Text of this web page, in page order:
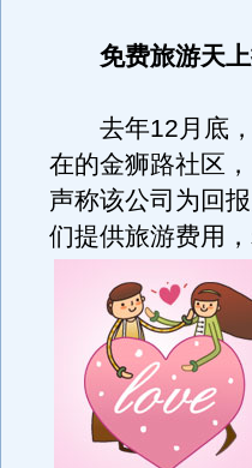
免费旅游天
去年12月底，4
在的金狮路社区
声称该公司为回
们提供旅游费用